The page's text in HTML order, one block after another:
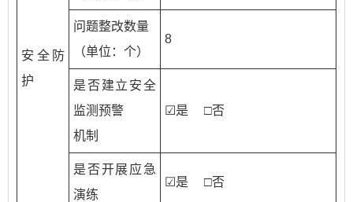
安全防
护
问题整改数量
（单位：个）
8
是否建立安全
监测预警
机制
☑是 □否
是否开展应急
演练
☑是 □否